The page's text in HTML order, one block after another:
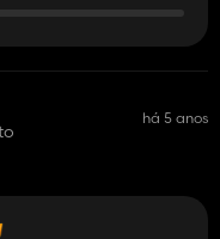
há 5 anos